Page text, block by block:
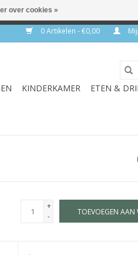
0 Artikelen - €0,00
KINDERKAMER
ETEN &
+
-
TOEVOEGEN AAN
over cookies »